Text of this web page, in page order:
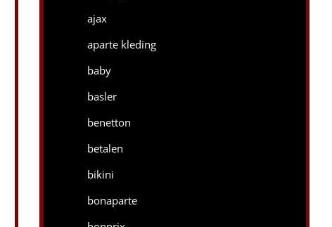
ajax
aparte kleding
baby
basler
benetton
betalen
bikini
bonaparte